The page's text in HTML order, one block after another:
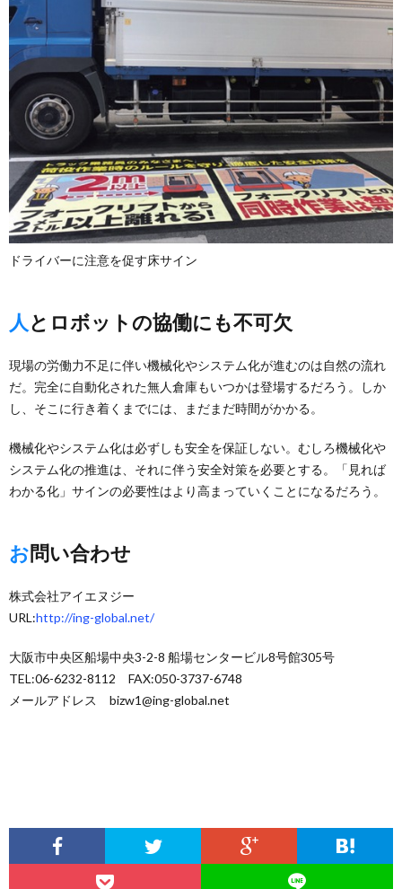
ドライバーに注意を促す床サイン
人とロボットの協働にも不可欠
現場の労働力不足に伴い機械化やシステム化が進むのは自然の流れ
だ。完全に自動化された無人倉庫もいつかは登場するだろう。しか
し、そこに行き着くまでには、まだまだ時間がかかる。
機械化やシステム化は必ずしも安全を保証しない。むしろ機械化や
システム化の推進は、それに伴う安全対策を必要とする。「見れば
わかる化」サインの必要性はより高まっていくことになるだろう。
お問い合わせ
株式会社アイエヌジー
URL:http://ing-global.net/
大阪市中央区船場中央3-2-8 船場センタービル8号館305号
TEL:06-6232-8112 FAX:050-3737-6748
メールアドレス bizw1@ing-global.net